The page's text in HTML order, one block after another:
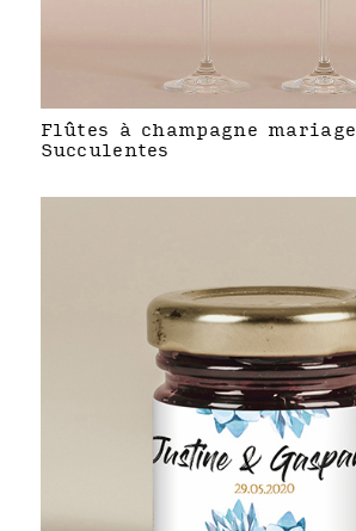
Flûtes à champagne mariage
Succulentes